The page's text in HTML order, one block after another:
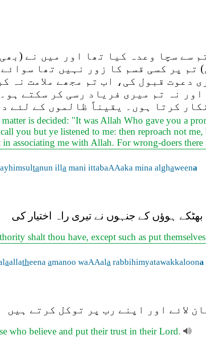
سے سچا وعدہ کیا تھا اور میں نے
تم پر کسی قسم کا زور نہیں تھا
دعوت قبول کی، اب تم مجھے ملامت نہ
نہ تم میری فریاد رسی کر سکتے
کرتا ہوں۔ یقیناً ظالموں کے لئے
is decided: "It was Allah Who gave you a
you but ye listened to me: then reproach not
associating me with Allah. For wrong-doers
tanun illa mani ittabaAAaka mina alghaweena
ہوؤں کے جنہوں نے تیری راہ اختیار کی
shalt thou have, except such as put
aallatheena amanoo waAAala rabbihimyatawakkaloona
لائے اور اپنے رب پر توکل کرتے ہیں
who believe and put their trust in their Lord.